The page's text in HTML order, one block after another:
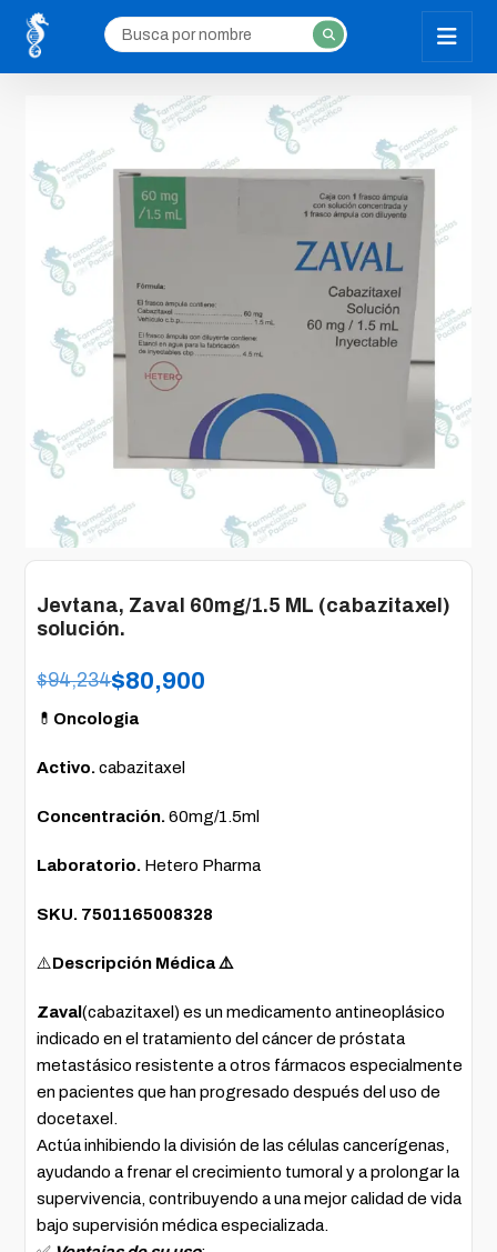
Jevtana, Zaval 60mg/1.5 ML (cabazitaxel)
solución.
$94,234$80,900
💊 Oncologia
Activo.cabazitaxel
Concentración.60mg/1.5ml
Laboratorio. Hetero Pharma
SKU. 7501165008328
⚠️Descripción Médica ⚠️
Zaval(cabazitaxel) es un medicamento antineoplásico
indicado en el tratamiento del cáncer de próstata
metastásico resistente a otros fármacos especialmente
en pacientes que han progresado después del uso de
docetaxel.
Actúa inhibiendo la división de las células cancerígenas,
ayudando a frenar el crecimiento tumoral y a prolongar la
supervivencia, contribuyendo a una mejor calidad de vida
bajo supervisión médica especializada.